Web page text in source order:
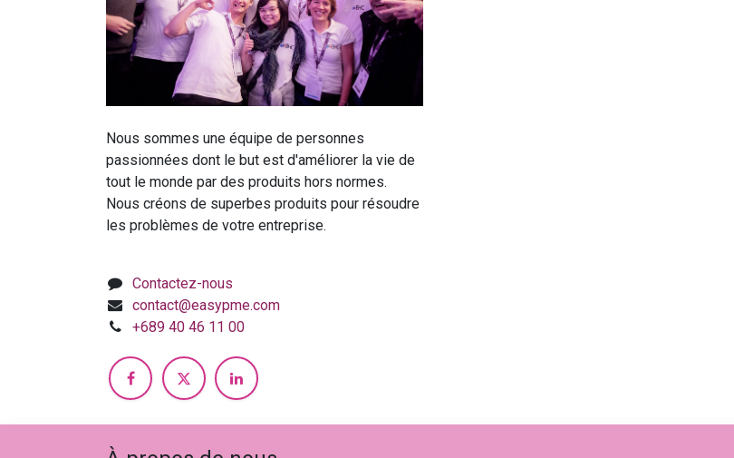
Nous sommes une équipe de personnes
passionnées dont le but est d'améliorer la vie de
tout le monde par des produits hors normes.
Nous créons de superbes produits pour résoudre
les problèmes de votre entreprise.
Contactez-nous
contact@easypme.com
+689 40 46 11 00